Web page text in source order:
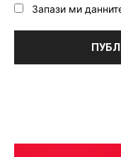
Запази ми